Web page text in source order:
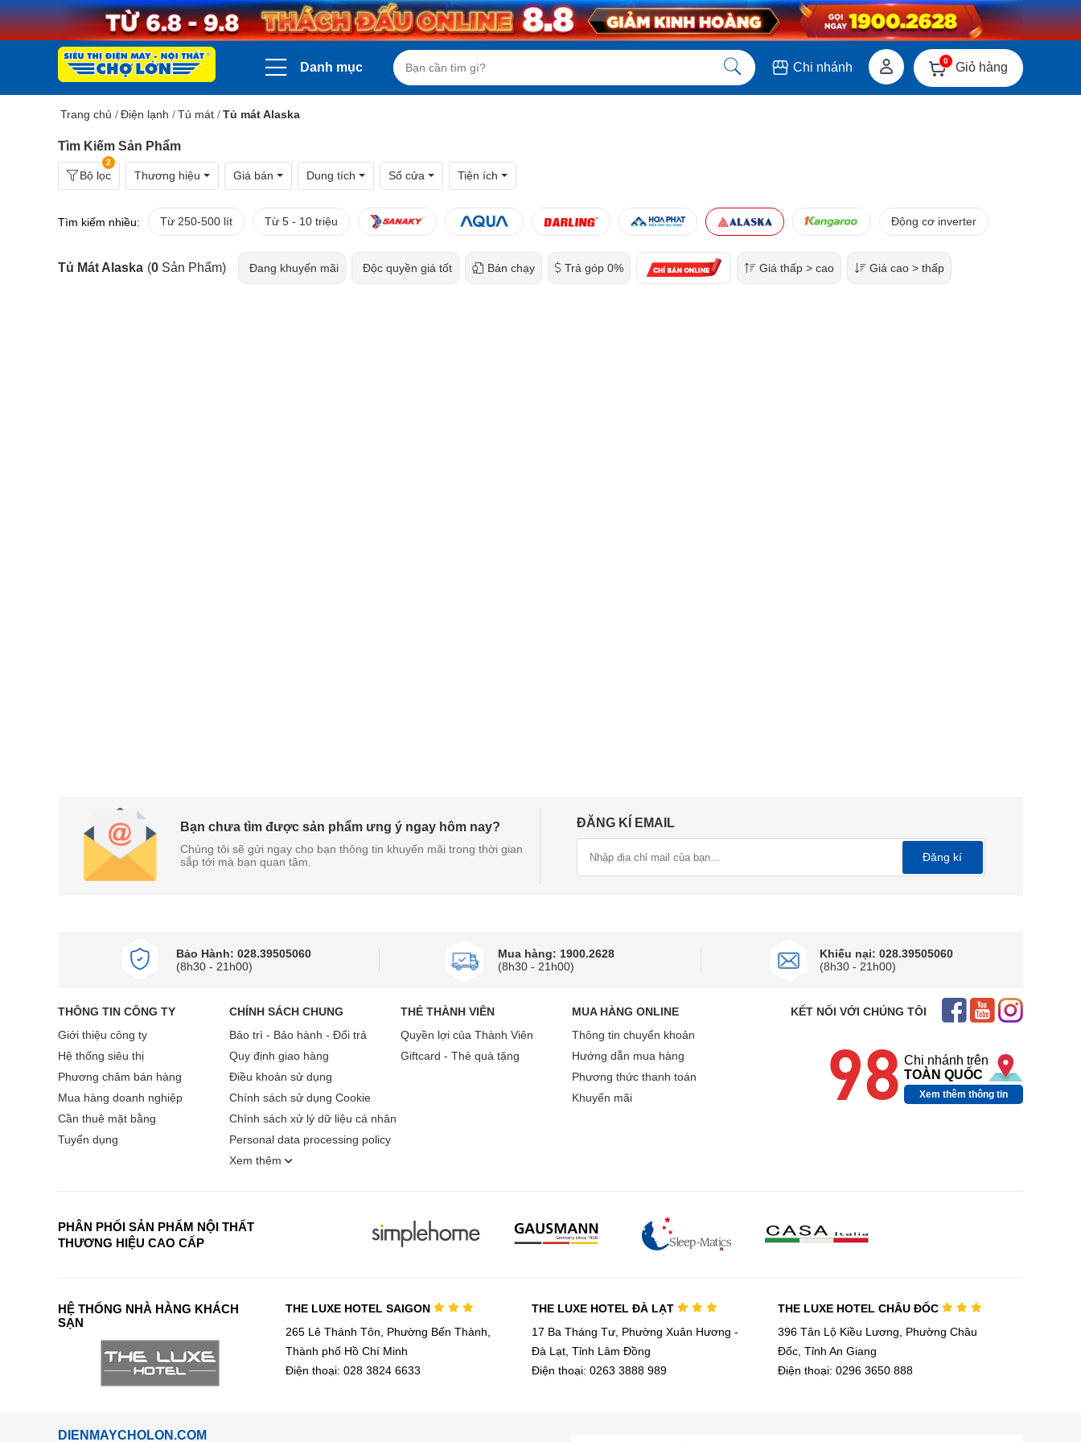
Danh mục Chi nhánh 0 Giỏ hàng
Trang chủ /Điện lạnh /Tủ mát /Tủ mát Alaska
Tìm Kiếm Sản Phẩm
Bộ lọc
2
Thương hiệu Giá bán Dung tích Số cửa Tiện ích
Tìm kiếm nhiều: Từ 250-500 lít Từ 5 - 10 triệu Động cơ inverter
Tủ Mát Alaska (0 Sản Phẩm) Đang khuyến mãi Độc quyền giá tốt Bán chạy Trả góp 0% Giá thấp > cao Giá cao > thấp
Bạn chưa tìm được sản phẩm ưng ý ngay hôm nay?
Chúng tôi sẽ gửi ngay cho bạn thông tin khuyến mãi trong thời gian
sắp tới mà bạn quan tâm.
ĐĂNG KÍ EMAIL
Đăng kí
Bảo Hành: 028.39505060
(8h30 - 21h00)
Mua hàng: 1900.2628
(8h30 - 21h00)
Khiếu nại: 028.39505060
(8h30 - 21h00)
THÔNG TIN CÔNG TY
Giới thiệu công ty
Hệ thống siêu thị
Phương châm bán hàng
Mua hàng doanh nghiệp
Cần thuê mặt bằng
Tuyển dụng
CHÍNH SÁCH CHUNG
Bảo trì - Bảo hành - Đổi trả
Quy định giao hàng
Điều khoản sử dụng
Chính sách sử dụng Cookie
Chính sách xử lý dữ liệu cá nhân
Personal data processing policy
Xem thêm
THẺ THÀNH VIÊN
Quyền lợi của Thành Viên
Giftcard - Thẻ quà tặng
MUA HÀNG ONLINE
Thông tin chuyển khoản
Hướng dẫn mua hàng
Phương thức thanh toán
Khuyến mãi
KẾT NỐI VỚI CHÚNG TÔI
98 Chi nhánh trên
TOÀN QUỐC
Xem thêm thông tin
PHÂN PHỐI SẢN PHẨM NỘI THẤT
THƯƠNG HIỆU CAO CẤP
HỆ THỐNG NHÀ HÀNG KHÁCH
SẠN
THE LUXE HOTEL SAIGON
265 Lê Thánh Tôn, Phường Bến Thành,
Thành phố Hồ Chí Minh
Điện thoại: 028 3824 6633
THE LUXE HOTEL ĐÀ LẠT
17 Ba Tháng Tư, Phường Xuân Hương -
Đà Lạt, Tỉnh Lâm Đồng
Điện thoại: 0263 3888 989
THE LUXE HOTEL CHÂU ĐỐC
396 Tân Lộ Kiều Lương, Phường Châu
Đốc, Tỉnh An Giang
Điện thoại: 0296 3650 888
DIENMAYCHOLON.COM